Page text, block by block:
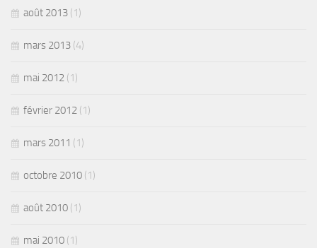
août 2013 (1)
mars 2013 (4)
mai 2012 (1)
février 2012 (1)
mars 2011 (1)
octobre 2010 (1)
août 2010 (1)
mai 2010 (1)